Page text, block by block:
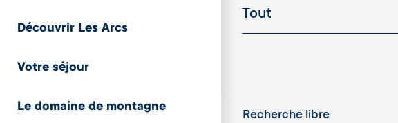
Découvrir Les Arcs
Votre séjour
Le domaine de montagne
Recherche libre